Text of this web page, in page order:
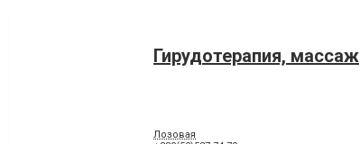
Гирудотерапия, массаж
Лозовая